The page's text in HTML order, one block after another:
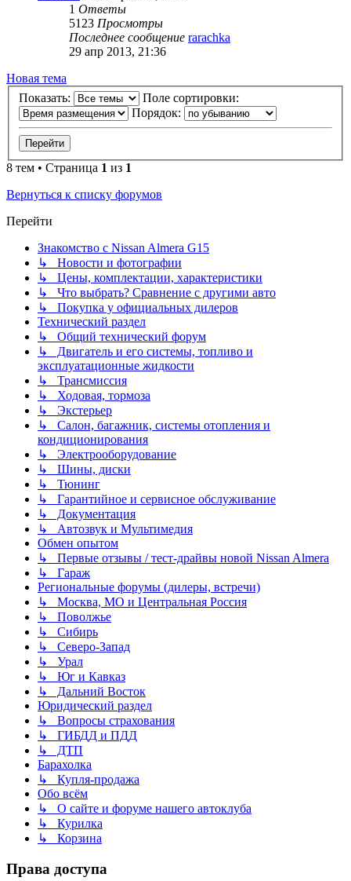
1 Ответы
5123 Просмотры
Последнее сообщение rarachka
29 апр 2013, 21:36
Новая тема
Показать:
Поле сортировки:
Порядок:
8 тем • Страница 1 из 1
Вернуться к списку форумов
Перейти
Знакомство с Nissan Almera G15
↳ Новости и фотографии
↳ Цены, комплектации, характеристики
↳ Что выбрать? Сравнение с другими авто
↳ Покупка у официальных дилеров
Технический раздел
↳ Общий технический форум
↳ Двигатель и его системы, топливо и
эксплуатационные жидкости
↳ Трансмиссия
↳ Ходовая, тормоза
↳ Экстерьер
↳ Салон, багажник, системы отопления и
кондиционирования
↳ Электрооборудование
↳ Шины, диски
↳ Тюнинг
↳ Гарантийное и сервисное обслуживание
↳ Документация
↳ Автозвук и Мультимедия
Обмен опытом
↳ Первые отзывы / тест-драйвы новой Nissan Almera
↳ Гараж
Региональные форумы (дилеры, встречи)
↳ Москва, МО и Центральная Россия
↳ Поволжье
↳ Сибирь
↳ Северо-Запад
↳ Урал
↳ Юг и Кавказ
↳ Дальний Восток
Юридический раздел
↳ Вопросы страхования
↳ ГИБДД и ПДД
↳ ДТП
Барахолка
↳ Купля-продажа
Обо всём
↳ О сайте и форуме нашего автоклуба
↳ Курилка
↳ Корзина
Права доступа